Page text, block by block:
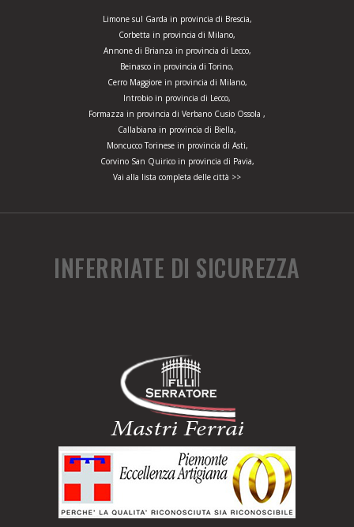
Limone sul Garda in provincia di Brescia,
Corbetta in provincia di Milano,
Annone di Brianza in provincia di Lecco,
Beinasco in provincia di Torino,
Cerro Maggiore in provincia di Milano,
Introbio in provincia di Lecco,
Formazza in provincia di Verbano Cusio Ossola ,
Callabiana in provincia di Biella,
Moncucco Torinese in provincia di Asti,
Corvino San Quirico in provincia di Pavia,
Vai alla lista completa delle città >>
INFERRIATE DI SICUREZZA